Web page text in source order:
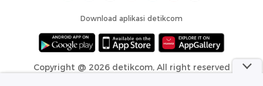
Download aplikasi detikcom
Copyright @ 2026 detikcom, All right reserved